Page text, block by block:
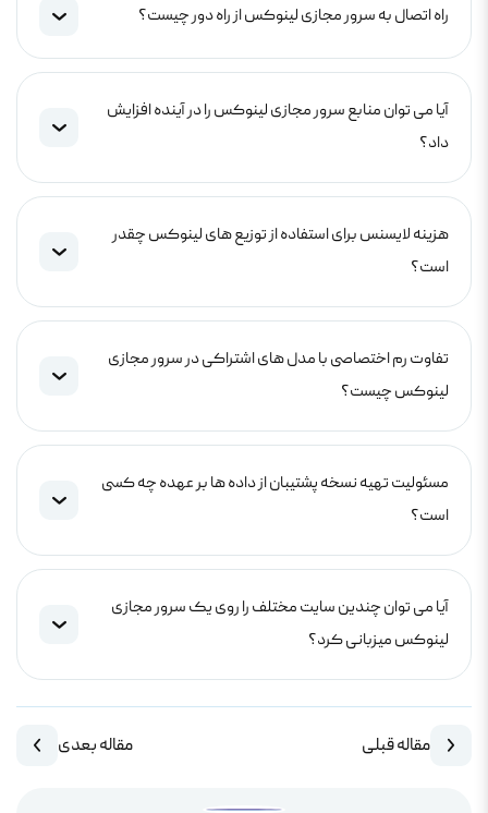
راه اتصال به سرور مجازی لینوکس از راه دور چیست؟
آیا می توان منابع سرور مجازی لینوکس را در آینده افزایش
داد؟
هزینه لایسنس برای استفاده از توزیع های لینوکس چقدر
است؟
تفاوت رم اختصاصی با مدل های اشتراکی در سرور مجازی
لینوکس چیست؟
مسئولیت تهیه نسخه پشتیبان از داده ها بر عهده چه کسی
است؟
آیا می توان چندین سایت مختلف را روی یک سرور مجازی
لینوکس میزبانی کرد؟
مقاله قبلی مقاله بعدی